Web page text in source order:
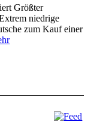
Größter
niedrige
zum Kauf einer